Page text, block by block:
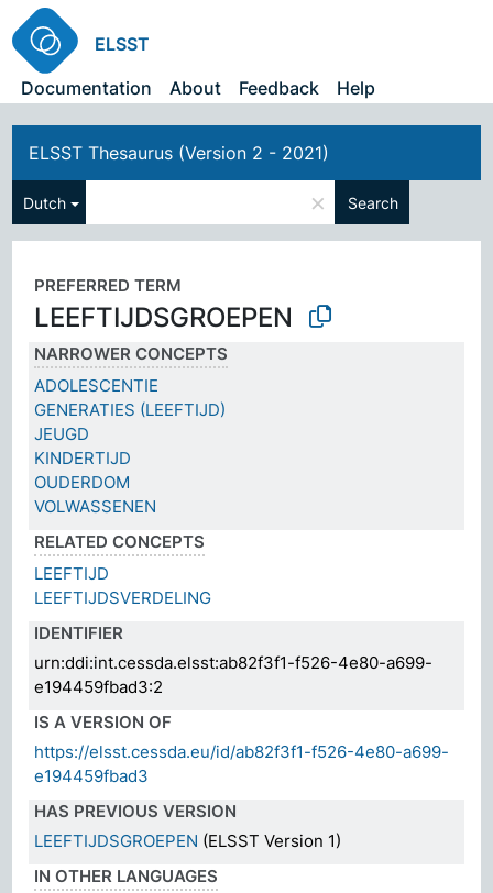
ELSST
Documentation
About Feedback Help
ELSST Thesaurus (Version 2 - 2021)
Dutch × Search
PREFERRED TERM
LEEFTIJDSGROEPEN
NARROWER CONCEPTS
ADOLESCENTIE
GENERATIES (LEEFTIJD)
JEUGD
KINDERTIJD
OUDERDOM
VOLWASSENEN
RELATED CONCEPTS
LEEFTIJD
LEEFTIJDSVERDELING
IDENTIFIER
urn:ddi:int.cessda.elsst:ab82f3f1-f526-4e80-a699-
e194459fbad3:2
IS A VERSION OF
https://elsst.cessda.eu/id/ab82f3f1-f526-4e80-a699-
e194459fbad3
HAS PREVIOUS VERSION
LEEFTIJDSGROEPEN (ELSST Version 1)
IN OTHER LANGUAGES